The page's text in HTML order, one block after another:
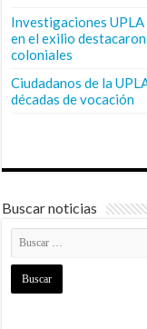
Investigaciones
en el exilio
coloniales
Ciudadanos de la
décadas de vocación
Buscar noticias